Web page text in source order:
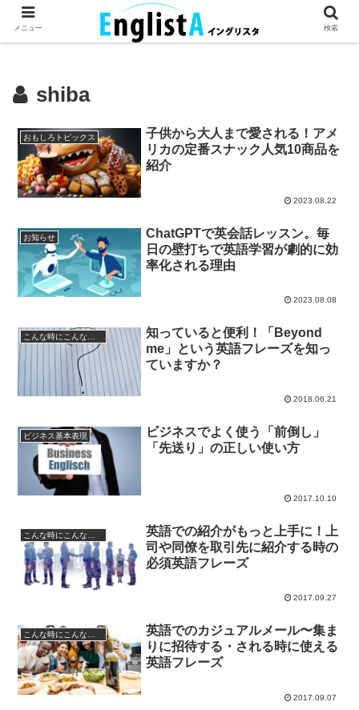
英語が話せるとちょっとハッピー。
shiba
おもしろトピックス
子供から大人まで愛される！アメ
リカの定番スナック人気10商品を
紹介
2023.08.22
お知らせ
ChatGPTで英会話レッスン。毎
日の壁打ちで英語学習が劇的に効
率化される理由
2023.08.08
知っていると便利！「Beyond
me」という英語フレーズを知っ
ていますか？
2018.06.21
ビジネス基本表現
ビジネスでよく使う「前倒し」
「先送り」の正しい使い方
2017.10.10
英語での紹介がもっと上手に！上
司や同僚を取引先に紹介する時の
必須英語フレーズ
2017.09.27
こんな時にこんなフレーズ
英語でのカジュアルメール〜集ま
りに招待する・される時に使える
英語フレーズ
2017.09.07
メニュー 検索